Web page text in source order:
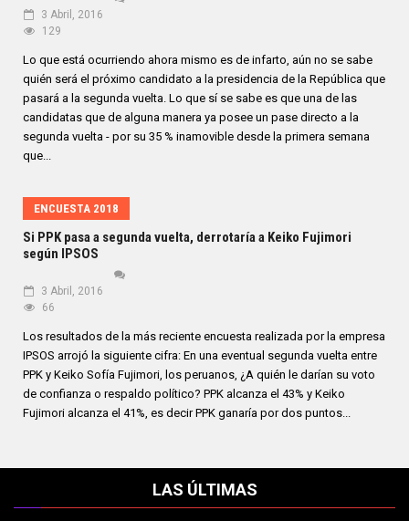
3 Abril, 2016
129
Lo que está ocurriendo ahora mismo es de infarto, aún no se sabe
quién será el próximo candidato a la presidencia de la República que
pasará a la segunda vuelta. Lo que sí se sabe es que una de las
candidatas que de alguna manera ya posee un pase directo a la
segunda vuelta - por su 35 % inamovible desde la primera semana
que...
ENCUESTA 2018
Si PPK pasa a segunda vuelta, derrotaría a Keiko Fujimori
según IPSOS
3 Abril, 2016
66
Los resultados de la más reciente encuesta realizada por la empresa
IPSOS arrojó la siguiente cifra: En una eventual segunda vuelta entre
PPK y Keiko Sofía Fujimori, los peruanos, ¿A quién le darían su voto
de confianza o respaldo político? PPK alcanza el 43% y Keiko
Fujimori alcanza el 41%, es decir PPK ganaría por dos puntos...
LAS ÚLTIMAS